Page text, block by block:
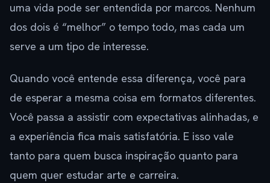
uma vida pode ser entendida por marcos. Nenhum
dos dois é “melhor” o tempo todo, mas cada um
serve a um tipo de interesse.
Quando você entende essa diferença, você para
de esperar a mesma coisa em formatos diferentes.
Você passa a assistir com expectativas alinhadas, e
a experiência fica mais satisfatória. E isso vale
tanto para quem busca inspiração quanto para
quem quer estudar arte e carreira.